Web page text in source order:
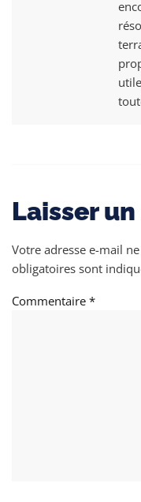
Laisser
Votre adresse e-mail
obligatoires sont
Commentaire *